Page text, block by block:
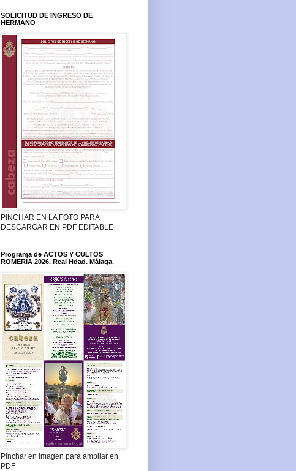
SOLICITUD DE INGRESO DE
HERMANO
PINCHAR EN LA FOTO PARA
DESCARGAR EN PDF EDITABLE
Programa de ACTOS Y CULTOS
ROMERÍA 2026. Real Hdad. Málaga.
Pinchar en imagen para ampliar en
PDF